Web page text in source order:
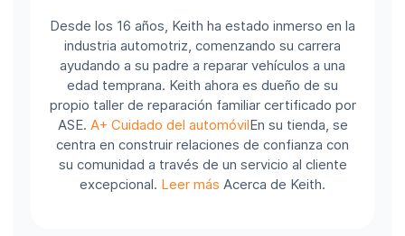
Desde los 16 años, Keith ha estado inmerso en la
industria automotriz, comenzando su carrera
ayudando a su padre a reparar vehículos a una
edad temprana. Keith ahora es dueño de su
propio taller de reparación familiar certificado por
ASE. A+ Cuidado del automóvilEn su tienda, se
centra en construir relaciones de confianza con
su comunidad a través de un servicio al cliente
excepcional. Leer más Acerca de Keith.